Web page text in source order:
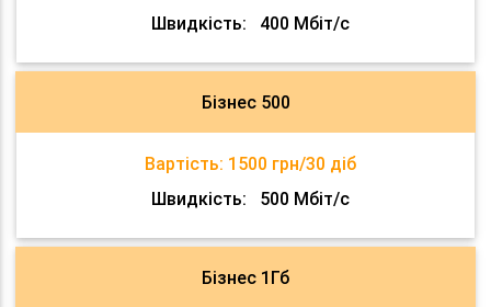
Швидкість:
400 Мбіт/с
Бізнес 500
Вартість: 1500 грн/30 діб
Швидкість:
500 Мбіт/с
Бізнес 1Гб